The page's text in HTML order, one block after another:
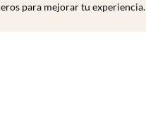
para mejorar tu experiencia.